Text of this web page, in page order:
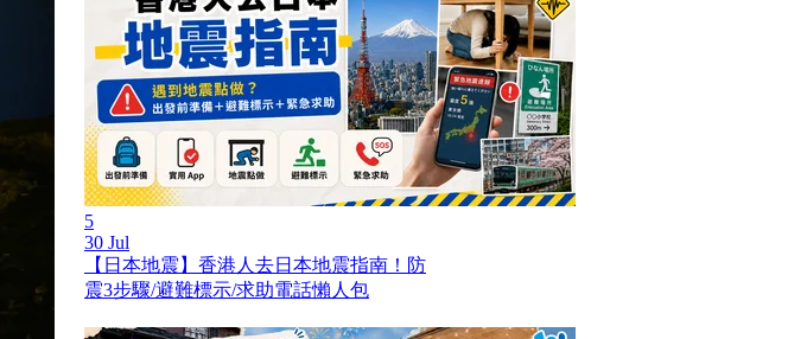
5
30 Jul
【日本地震】香港人去日本地震指南！防
震3步驟/避難標示/求助電話懶人包